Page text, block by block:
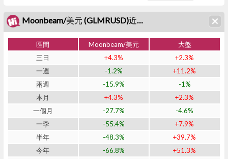
Moonbeam/美元 (GLMRUSD)近期表現
區間 Moonbeam/美元
大盤
三日
+4.3%
+2.3%
一週
-1.2%
+11.2%
兩週
-15.9%
-1%
本月
+4.3%
+2.3%
一個月
-27.7%
-4.6%
一季
-55.4%
+7.9%
半年
-48.3%
+39.7%
今年
-66.8%
+51.3%